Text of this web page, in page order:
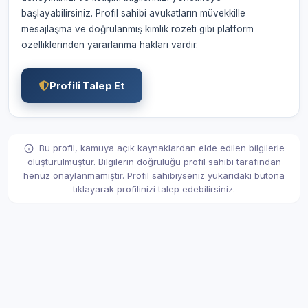
başlayabilirsiniz. Profil sahibi avukatların müvekkille
mesajlaşma ve doğrulanmış kimlik rozeti gibi platform
özelliklerinden yararlanma hakları vardır.
Profili Talep Et
Bu profil, kamuya açık kaynaklardan elde edilen bilgilerle
oluşturulmuştur. Bilgilerin doğruluğu profil sahibi tarafından
henüz onaylanmamıştır. Profil sahibiyseniz yukarıdaki butona
tıklayarak profilinizi talep edebilirsiniz.